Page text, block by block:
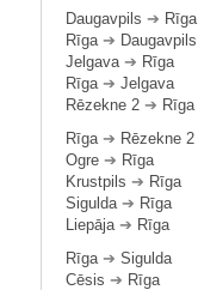
Daugavpils ➔ Rīga
Rīga➔ Daugavpils
Jelgava➔ Rīga
Rīga➔ Jelgava
Rēzekne 2 ➔ Rīga
Rīga➔ Rēzekne 2
Ogre ➔ Rīga
Krustpils ➔ Rīga
Sigulda➔ Rīga
Liepāja➔ Rīga
Rīga➔ Sigulda
Cēsis ➔ Rīga